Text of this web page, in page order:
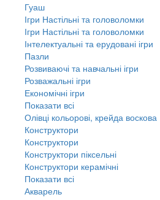
Гуаш
Ігри Настільні та головоломки
Ігри Настільні та головоломки
Інтелектуальні та ерудовані ігри
Пазли
Розвиваючі та навчальні ігри
Розважальні ігри
Економічні ігри
Показати всі
Олівці кольорові, крейда воскова
Конструктори
Конструктори
Конструктори піксельні
Конструктори керамічні
Показати всі
Акварель